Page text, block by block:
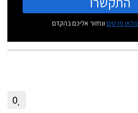
מלאו פרטים ונחזור אליכם בהקדם
0